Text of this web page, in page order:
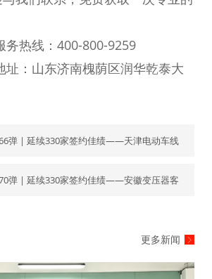
务热线：400-800-9259
址：山东济南槐荫区润华乾泰大
弹 | 延续330家签约佳绩——天津电动车线
弹 | 延续330家签约佳绩——安徽变压器客
更多新闻